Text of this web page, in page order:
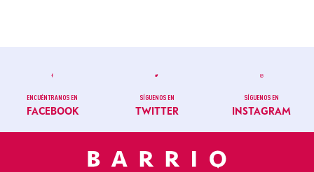
ENCUÉNTRANOS EN
FACEBOOK
SÍGUENOS EN
TWITTER
SÍGUENOS EN
INSTAGRAM